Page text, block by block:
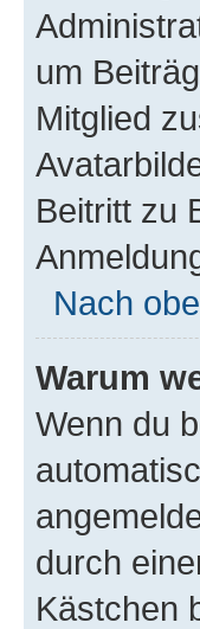
um
Mitglied
Beitritt zu
Nach
Warum
Wenn du
durch
Kästchen